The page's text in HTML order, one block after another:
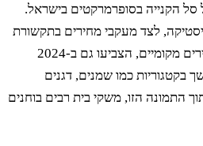
בסופרמרקטים בישראל.
לצד מעקבי מחירים בתקשורת
הכלכלית ובאתרי השוואת מחירים מקומיים, הצביעו גם ב-2024
בקטגוריות כמו שמנים, דגנים
הזו, משקי בית רבים בוחנים